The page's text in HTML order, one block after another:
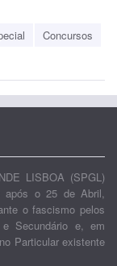
Concursos
LISBOA (SPGL)
após o 25 de Abril,
o fascismo pelos
Secundário e, em
Particular existente